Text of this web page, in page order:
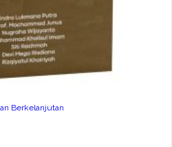
Berkelanjutan